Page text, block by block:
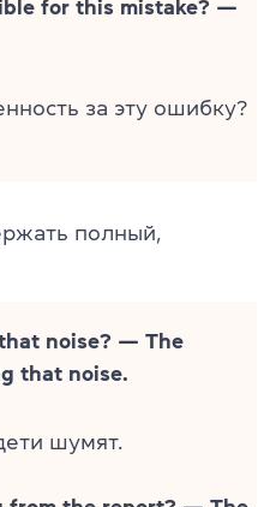
for this mistake? —
за эту ошибку?
полный,
noise? — The
that noise.
шумят.